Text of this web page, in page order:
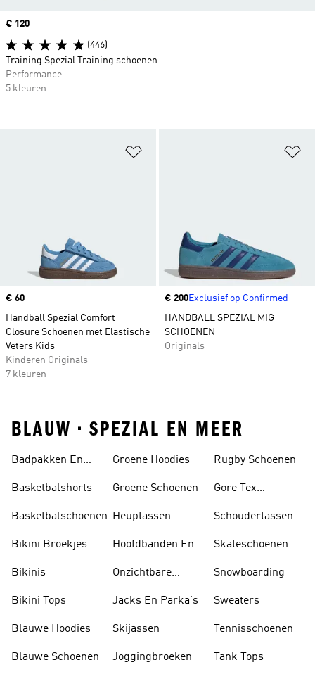
Price
€ 60
Handball Spezial Comfort
Closure Schoenen met Elastische
Veters Kids
Kinderen Originals
7 kleuren
Price
€ 200Exclusief op Confirmed
HANDBALL SPEZIAL MIG
SCHOENEN
Originals
Price
€ 120
(446)
Training Spezial Training schoenen
Performance
5 kleuren
BLAUW • SPEZIAL EN MEER
Badpakken En
Basketbalshorts
Basketbalschoenen
Bikini Broekjes
Bikinis
Bikini Tops
Blauwe Hoodies
Blauwe Schoenen
Groene Hoodies
Groene Schoenen
Heuptassen
Hoofdbanden En
Onzichtbare
Jacks En Parka's
Skijassen
Joggingbroeken
Rugby Schoenen
Gore Tex
Schoudertassen
Skateschoenen
Snowboarding
Sweaters
Tennisschoenen
Tank Tops